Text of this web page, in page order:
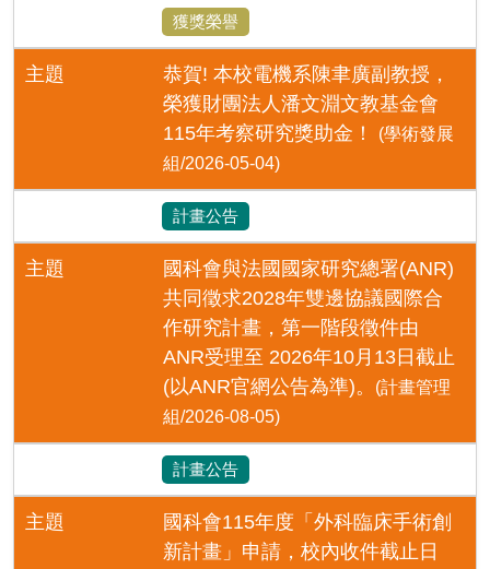
獲獎榮譽
主題
恭賀! 本校電機系陳聿廣副教授，
榮獲財團法人潘文淵文教基金會
115年考察研究獎助金！
(學術發展
組/2026-05-04)
計畫公告
主題
國科會與法國國家研究總署(ANR)
共同徵求2028年雙邊協議國際合
作研究計畫，第一階段徵件由
ANR受理至 2026年10月13日截止
(以ANR官網公告為準)。
(計畫管理
組/2026-08-05)
計畫公告
主題
國科會115年度「外科臨床手術創
新計畫」申請，校內收件截止日